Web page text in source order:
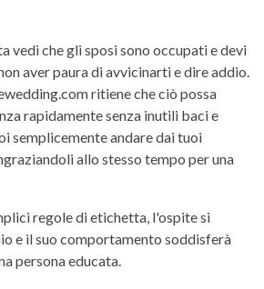
vedi che gli sposi sono occupati e devi
aver paura di avvicinarti e dire addio.
ritiene che ciò possa
rapidamente senza inutili baci e
semplicemente andare dai tuoi
allo stesso tempo per una
regole di etichetta, l'ospite si
e il suo comportamento soddisferà
persona educata.